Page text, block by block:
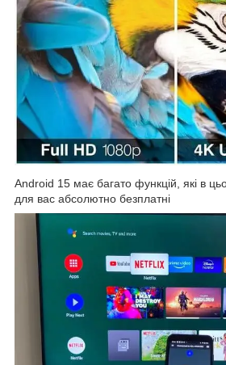
Android 15 має багато функцій, які в
для вас абсолютно безплатні